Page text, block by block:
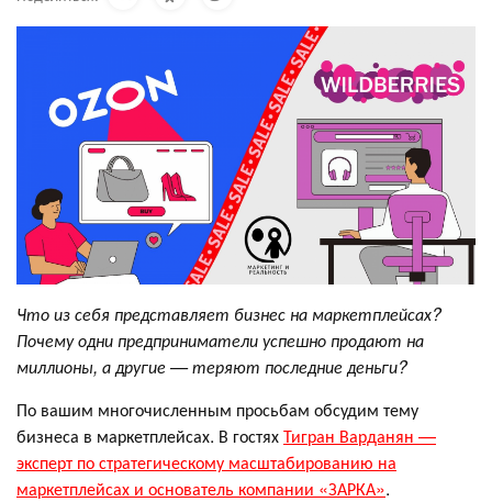
Что из себя представляет бизнес на маркетплейсах?
Почему одни предприниматели успешно продают на
миллионы, а другие — теряют последние деньги?
По вашим многочисленным просьбам обсудим тему
бизнеса в маркетплейсах. В гостяхТигран Варданян —
эксперт по стратегическому масштабированию на
маркетплейсах и основатель компании «ЗАРКА».